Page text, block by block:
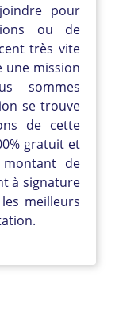
pour
ou de
très vite
une mission
sommes
se trouve
de cette
gratuit et
de
à signature
meilleurs